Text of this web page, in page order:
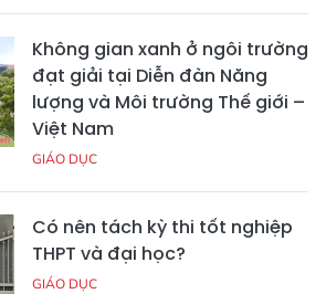
Không gian xanh ở ngôi trường
đạt giải tại Diễn đàn Năng
lượng và Môi trường Thế giới –
Việt Nam
GIÁO DỤC
Có nên tách kỳ thi tốt nghiệp
THPT và đại học?
GIÁO DỤC